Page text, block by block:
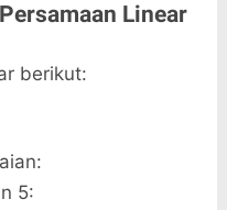
Linear
berikut:
5: